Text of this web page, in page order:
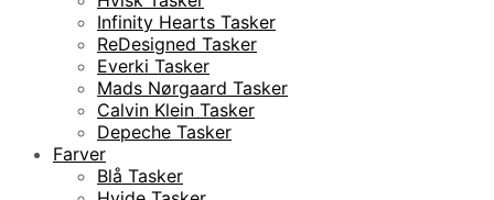
Infinity Hearts Tasker
ReDesigned Tasker
Everki Tasker
Mads Nørgaard Tasker
Calvin Klein Tasker
Depeche Tasker
Farver
Blå Tasker